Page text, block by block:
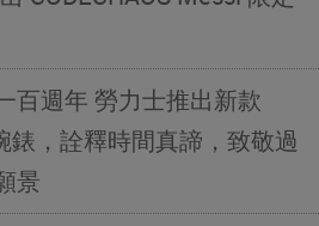
百週年 勞力士推出新款
錶，詮釋時間真諦，致敬過
景